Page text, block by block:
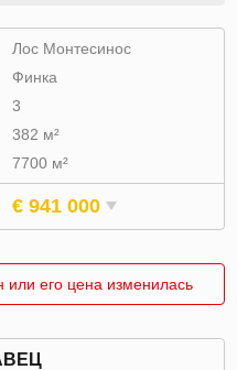
Лос Монтесинос
Финка
3
382 м²
7700 м²
€ 941 000
его цена изменилась